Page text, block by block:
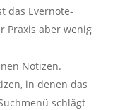
das Evernote-
Praxis aber wenig
Notizen.
in denen das
schlägt